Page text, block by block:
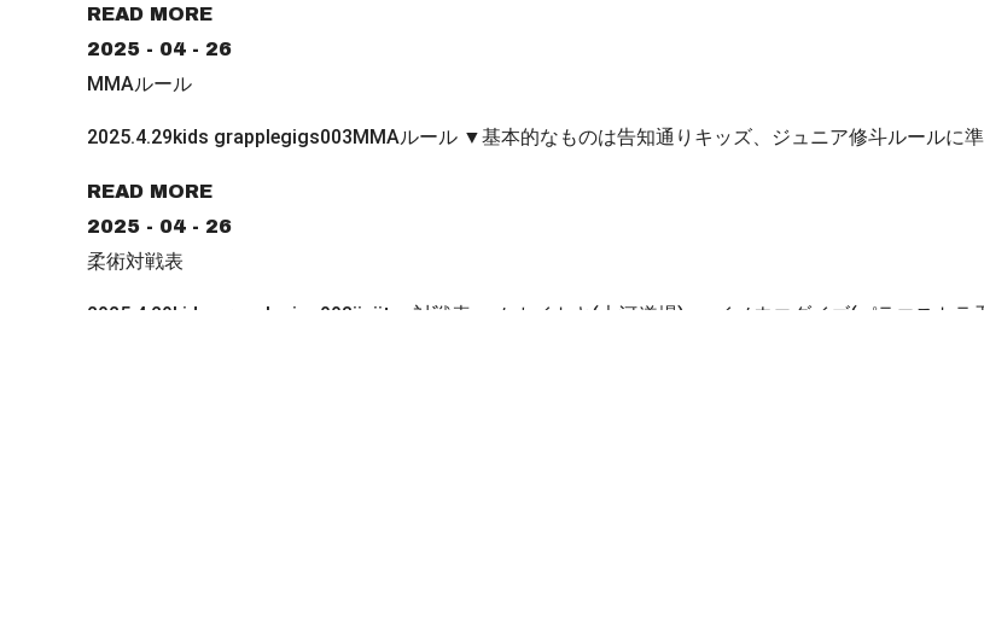
READ MORE
2025 - 04 - 26
MMAルール
2025.4.29kids grapplegigs003MMAルール ▼基本的なものは告知通りキッズ、ジュニア修斗ルール
READ MORE
2025 - 04 - 26
柔術対戦表
2025.4.29kids grapplegigs003jiujitsu対戦表 ▼ムカイトキ(大河道場) vs イノウエダイゴ(パラエスト